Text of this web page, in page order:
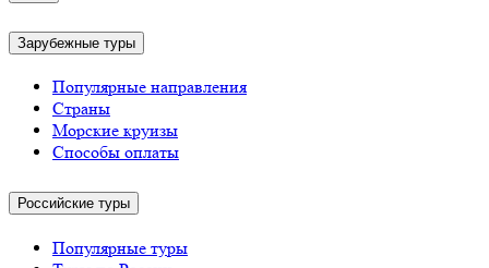
Зарубежные туры
Популярные направления
Страны
Морские круизы
Способы оплаты
Российские туры
Популярные туры